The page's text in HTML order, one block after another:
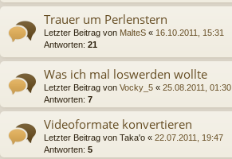
Trauer um Perlenstern
Letzter Beitrag von MalteS « 16.10.2011, 15:31
Antworten: 21
Was ich mal loswerden wollte
Letzter Beitrag von Vocky_5 « 25.08.2011, 01:30
Antworten: 7
Videoformate konvertieren
Letzter Beitrag von Taka'o « 22.07.2011, 19:47
Antworten: 5